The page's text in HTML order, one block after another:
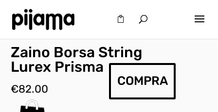
Zaino Borsa String
Lurex Prisma
€82.00
COMPRA